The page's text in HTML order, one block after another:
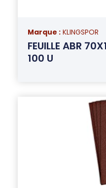
Marque : KLINGSPOR
FEUILLE ABR
100 U